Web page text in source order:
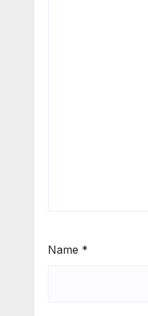
Name *